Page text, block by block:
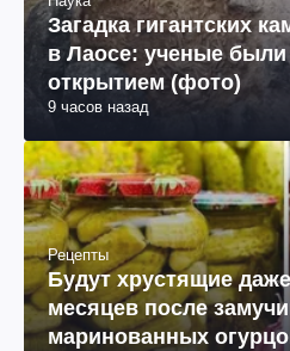
Загадка гигантских
в Лаосе: ученые
открытием (фото)
9 часов назад
Рецепты
Будут хрустящие
месяцев после
маринованных